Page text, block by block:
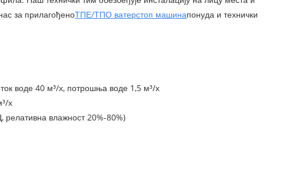
за прилагођеноТПЕ/ТПО ватерстоп машинапонуда и технички
воде 40 м³/х, потрошња воде 1,5 м³/х
х
релативна влажност 20%-80%)